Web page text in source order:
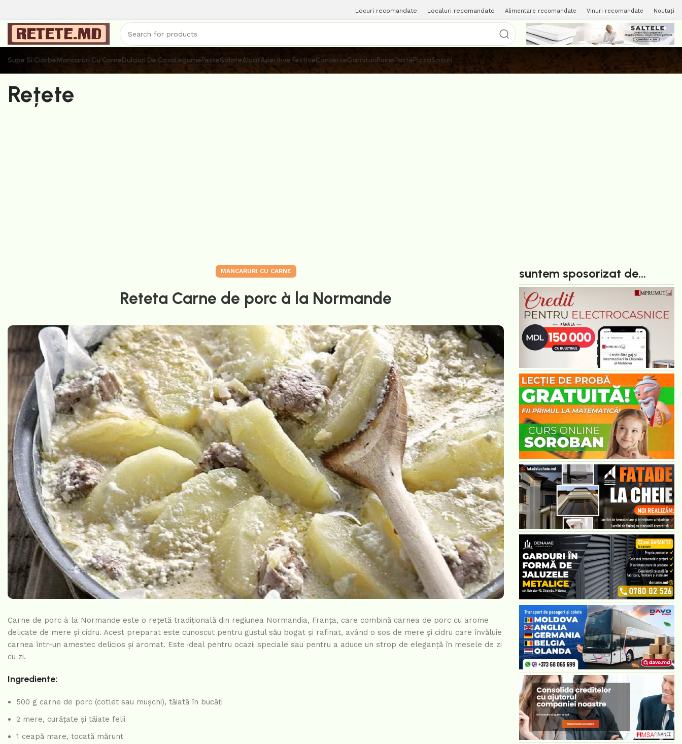
Locuri recomandate Localuri recomandate Alimentare recomandate Vinuri recomandate Noutați
Supe Si CiorbeMancaruri Cu CarneDulciuri De CasaLegumePesteSalateAluatAperitive FestiveConserveGarnituriPainePastePizzaSosuri
Rețete
MANCARURI CU CARNE
Reteta Carne de porc à la Normande
Carne de porc à la Normande este o rețetă tradițională din regiunea Normandia, Franța, care combină carnea de porc cu arome
delicate de mere și cidru. Acest preparat este cunoscut pentru gustul său bogat și rafinat, având o sos de mere și cidru care învăluie
carnea într-un amestec delicios și aromat. Este ideal pentru ocazii speciale sau pentru a aduce un strop de eleganță în mesele de zi
cu zi.
Ingrediente:
500 g carne de porc (cotlet sau mușchi), tăiată în bucăți
2 mere, curățate și tăiate felii
1 ceapă mare, tocată mărunt
suntem sposorizat de...